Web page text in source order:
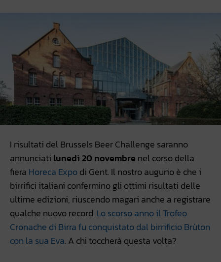
I risultati del Brussels Beer Challenge saranno
annunciati lunedì 20 novembre nel corso della
fiera Horeca Expodi Gent. Il nostro augurio è che i
birrifici italiani confermino gli ottimi risultati delle
ultime edizioni, riuscendo magari anche a registrare
qualche nuovo record. Lo scorso anno il Trofeo
Cronache di Birra fu conquistato dal birrificio Brùton
con la sua Eva. A chi toccherà questa volta?